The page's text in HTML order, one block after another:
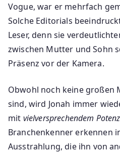
Vogue, war er mehrfach
Solche Editorials
Leser, denn sie
zwischen Mutter und Sohn
Präsenz vor der Kamera.
Obwohl noch keine großen
sind, wird Jonah immer
mit vielversprechendem
Branchenkenner erkennen
Ausstrahlung, die ihn von